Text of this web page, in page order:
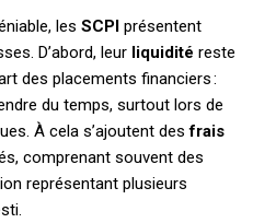
les SCPI présentent
D’abord, leur liquidité reste
des placements financiers :
du temps, surtout lors de
À cela s’ajoutent desfrais
comprenant souvent des
représentant plusieurs